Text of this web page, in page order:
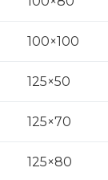
100×100
125×50
125×70
125×80